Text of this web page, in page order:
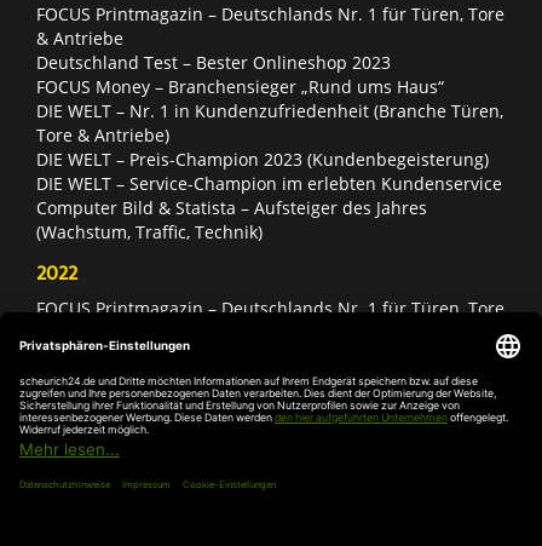
FOCUS Printmagazin – Deutschlands Nr. 1 für Türen, Tore
& Antriebe
Deutschland Test – Bester Onlineshop 2023
FOCUS Money – Branchensieger „Rund ums Haus“
DIE WELT – Nr. 1 in Kundenzufriedenheit (Branche Türen,
Tore & Antriebe)
DIE WELT – Preis-Champion 2023 (Kundenbegeisterung)
DIE WELT – Service-Champion im erlebten Kundenservice
Computer Bild & Statista – Aufsteiger des Jahres
(Wachstum, Traffic, Technik)
2022
FOCUS Printmagazin – Deutschlands Nr. 1 für Türen, Tore
Deutschland Test – Bester Onlineshop 2022
FOCUS Money – Branchensieger „Rund ums Haus“
DIE WELT – Service-Champion im erlebten Kundenservice
DIE WELT – Branchengewinner Gold-Rang (Türen, Tore &
Antriebe)